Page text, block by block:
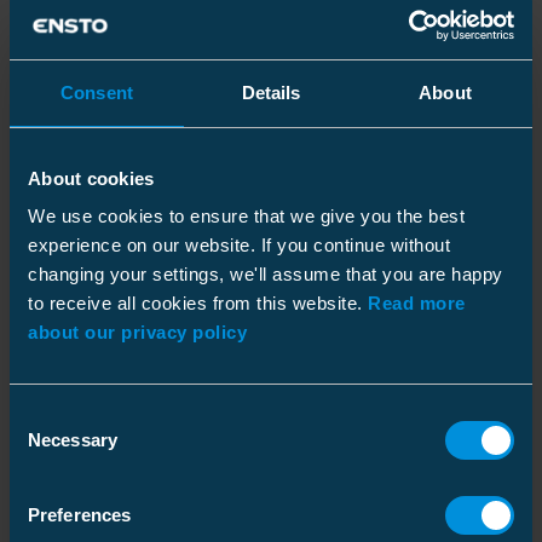
Consent Details About
About cookies
We use cookies to ensure that we give you the best
experience on our website. If you continue without
changing your settings, we'll assume that you are happy
to receive all cookies from this website. Read more
about our privacy policy
Selection
Necessary
Preferences
Oma tuotanto mahdollistaa kasvun
paitsi mahdollistaa markkinaosuuden
“Kaupungistuminen luo meille uusia
tilaisuuksia”, kertoo Väkeväinen. “Mitä
suuremmaksi kaupunki kasvaa, sitä enemmän
sähkönjakeluverkkoa siirretään maan alle.” Tila
on tunnetusti kortilla kaupungeissa.
Kosketussuojattuja pistokepäätteitä tarvitaan
kaapelipäätteiden tekemiseen C1/C2-tyypin ​
sekä kojeistoihin ja koska ne vaativat
tilaa, niiden kysynnän lisääntymisen myötä